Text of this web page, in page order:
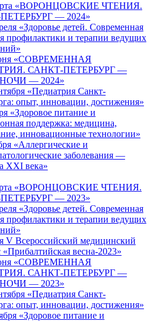
«ВОРОНЦОВСКИЕ ЧТЕНИЯ.
— 2024»
«Здоровье детей. Современная
профилактики и терапии ведущих
«СОВРЕМЕННАЯ
САНКТ-ПЕТЕРБУРГ —
— 2024»
«Педиатрия Санкт-
опыт, инновации, достижения»
«Здоровое питание и
поддержка: медицина,
инновационные технологии»
«Аллергические и
заболевания —
XXI века»
«ВОРОНЦОВСКИЕ ЧТЕНИЯ.
— 2023»
«Здоровье детей. Современная
профилактики и терапии ведущих
V Всероссийский медицинский
«Прибалтийская весна-2023»
«СОВРЕМЕННАЯ
САНКТ-ПЕТЕРБУРГ —
— 2023»
«Педиатрия Санкт-
опыт, инновации, достижения»
«Здоровое питание и